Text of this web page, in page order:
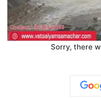
Sorry, there